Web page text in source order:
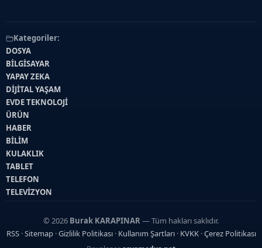
Kategoriler:
DOSYA
BİLGİSAYAR
YAPAY ZEKA
DİJİTAL YAŞAM
EVDE TEKNOLOJİ
ÜRÜN
HABER
BİLİM
KULAKLIK
TABLET
TELEFON
TELEVİZYON
© 2026 Burak KARAPINAR— Tüm hakları saklıdır.
RSS·Sitemap·Gizlilik Politikası· Kullanım Şartları· KVKK·Çerez Politikası